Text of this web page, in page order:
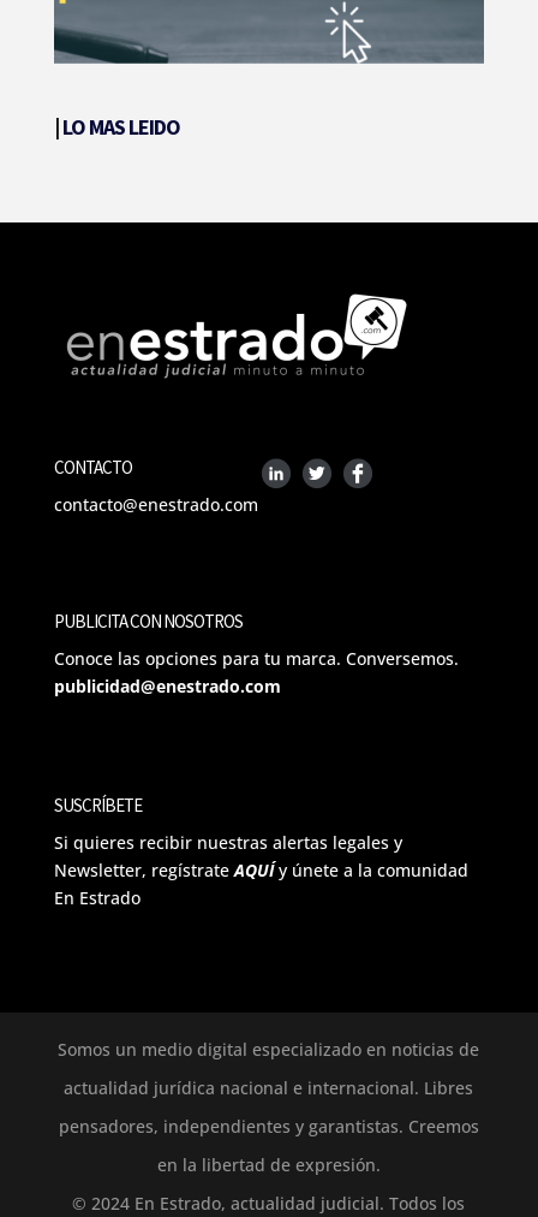
|LO MAS LEIDO
CONTACTO
contacto@enestrado.com
PUBLICITA CON NOSOTROS
Conoce las opciones para tu marca. Conversemos.
publicidad@enestrado.com
SUSCRÍBETE
Si quieres recibir nuestras alertas legales y
Newsletter, regístrateAQUÍ y únete a la comunidad
En Estrado
Somos un medio digital especializado en noticias de
actualidad jurídica nacional e internacional. Libres
pensadores, independientes y garantistas. Creemos
en la libertad de expresión.
© 2024 En Estrado, actualidad judicial. Todos los